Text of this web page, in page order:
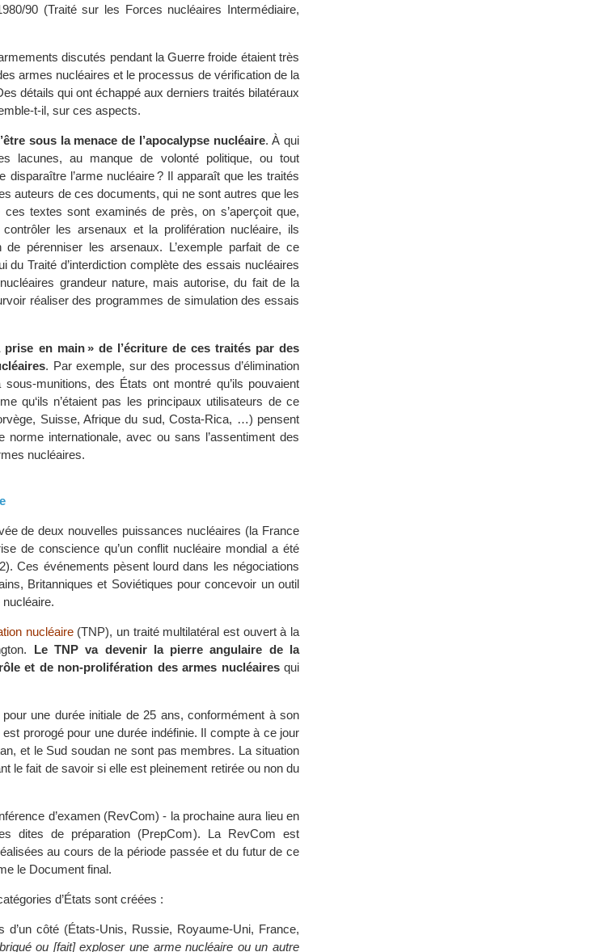
90 (Traité sur les Forces nucléaires Intermédiaire,
discutés pendant la Guerre froide étaient très
armes nucléaires et le processus de vérification de la
détails qui ont échappé aux derniers traités bilatéraux
t-il, sur ces aspects.
sous la menace de l’apocalypse nucléaire. À qui
lacunes, au manque de volonté politique, ou tout
l’arme nucléaire ? Il apparaît que les traités
auteurs de ces documents, qui ne sont autres que les
textes sont examinés de près, on s’aperçoit que,
les arsenaux et la prolifération nucléaire, ils
pérenniser les arsenaux. L’exemple parfait de ce
du Traité d’interdiction complète des essais nucléaires
grandeur nature, mais autorise, du fait de la
réaliser des programmes de simulation des essais
en main » de l’écriture de ces traités par des
. Par exemple, sur des processus d’élimination
munitions, des États ont montré qu’ils pouvaient
qu‘ils n’étaient pas les principaux utilisateurs de ce
Suisse, Afrique du sud, Costa-Rica, …) pensent
internationale, avec ou sans l’assentiment des
nucléaires.
de deux nouvelles puissances nucléaires (la France
de conscience qu’un conflit nucléaire mondial a été
Ces événements pèsent lourd dans les négociations
Britanniques et Soviétiques pour concevoir un outil
nucléaire(TNP), un traité multilatéral est ouvert à la
Le TNP va devenir la pierre angulaire de la
et de non-prolifération des armes nucléairesqui
une durée initiale de 25 ans, conformément à son
prorogé pour une durée indéfinie. Il compte à ce jour
et le Sud soudan ne sont pas membres. La situation
le fait de savoir si elle est pleinement retirée ou non du
d’examen (RevCom) - la prochaine aura lieu en
dites de préparation (PrepCom). La RevCom est
au cours de la période passée et du futur de ce
le Document final.
d’États sont créées :
d’un côté (États-Unis, Russie, Royaume-Uni, France,
ou [fait] exploser une arme nucléaire ou un autre